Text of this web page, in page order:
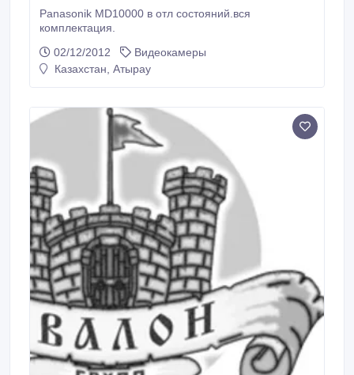
Panasonik MD10000 в отл состояний.вся
комплектация.
02/12/2012
Видеокамеры
Казахстан, Атырау